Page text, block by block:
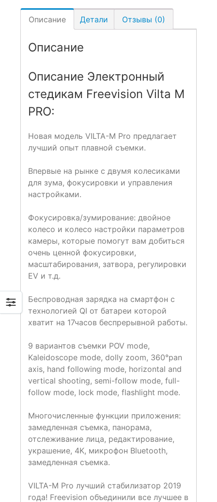
Описание Детали Отзывы (0)
Описание
Описание Электронный
стедикам Freevision Vilta M
PRO:
Новая модель VILTA-M Pro предлагает
лучший опыт плавной съемки.
Впервые на рынке с двумя колесиками
для зума, фокусировки и управления
настройками.
Фокусировка/зумирование: двойное
колесо и колесо настройки параметров
камеры, которые помогут вам добиться
очень ценной фокусировки,
масштабирования, затвора, регулировки
EV и т.д.
Беспроводная зарядка на смартфон с
технологией QI от батареи которой
хватит на 17часов беспрерывной работы.
9 вариантов съемки POV mode,
Kaleidoscope mode, dolly zoom, 360°pan
axis, hand following mode, horizontal and
vertical shooting, semi-follow mode, full-
follow mode, lock mode, flashlight mode.
Многочисленные функции приложения:
замедленная съемка, панорама,
отслеживание лица, редактирование,
украшение, 4K, микрофон Bluetooth,
замедленная съемка.
VILTA-M Pro лучший стабилизатор 2019
года! Freevision объединили все лучшее в